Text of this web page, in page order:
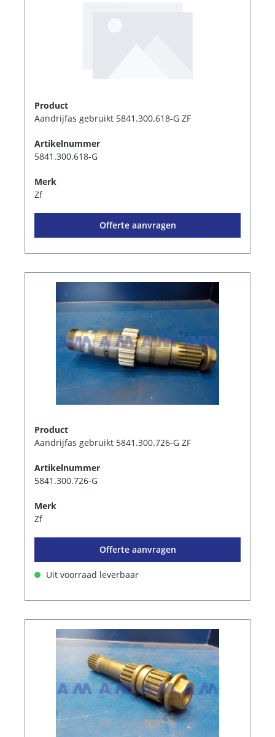
Product
Aandrijfas gebruikt 5841.300.618-G ZF
Artikelnummer
5841.300.618-G
Merk
Zf
Offerte aanvragen
Product
Aandrijfas gebruikt 5841.300.726-G ZF
Artikelnummer
5841.300.726-G
Merk
Zf
Offerte aanvragen
Uit voorraad leverbaar